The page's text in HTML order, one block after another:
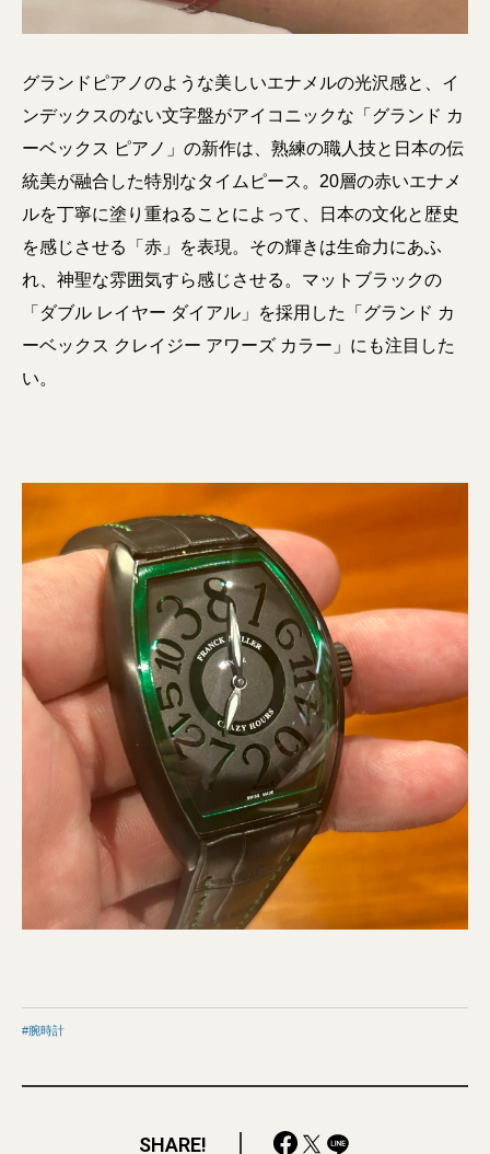
グランドピアノのような美しいエナメルの光沢感と、イ
ンデックスのない文字盤がアイコニックな「グランド カ
ーベックス ピアノ」の新作は、熟練の職人技と日本の伝
統美が融合した特別なタイムピース。20層の赤いエナメ
ルを丁寧に塗り重ねることによって、日本の文化と歴史
を感じさせる「赤」を表現。その輝きは生命力にあふ
れ、神聖な雰囲気すら感じさせる。マットブラックの
「ダブル レイヤー ダイアル」を採用した「グランド カ
ーベックス クレイジー アワーズ カラー」にも注目した
い。
腕時計
SHARE!